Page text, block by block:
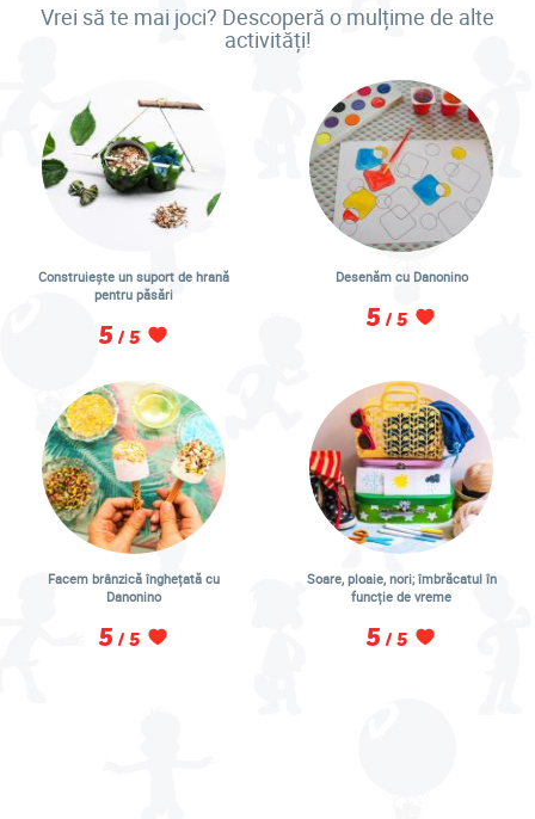
Vrei să te mai joci? Descoperă o mulțime de alte
activități!
Construiește un suport de hrană
pentru păsări
5 / 5
Desenăm cu Danonino
5 / 5
Facem brânzică înghețată cu
Danonino
5 / 5
Soare, ploaie, nori; îmbrăcatul în
funcție de vreme
5 / 5